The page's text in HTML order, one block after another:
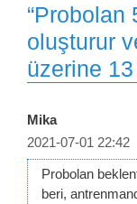
“Probolan
oluşturur
üzerine
Mika
2021-07-01 22:42
Probolan
beri,